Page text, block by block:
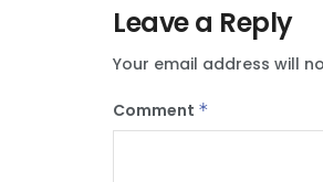
Leave a Reply
Your email address will
Comment *